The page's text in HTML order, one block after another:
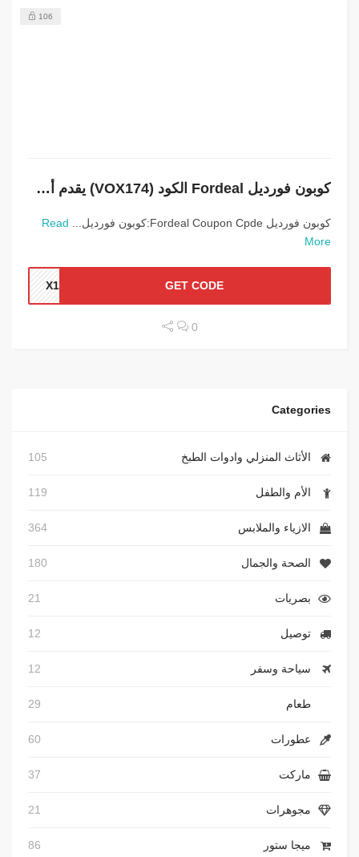
106
كوبون فورديل Fordeal الكود (VOX174) يقدم أعلي التخفيضات
كوبون فورديل Fordeal Coupon Cpde:كوبون فورديل...
Read
More
GET CODE
0
Categories
الأثاث المنزلي وادوات الطبخ 105
الأم والطفل 119
الازياء والملابس 364
الصحة والجمال 180
بصريات 21
توصيل 12
سياحة وسفر 12
طعام 29
عطورات 60
ماركت 37
مجوهرات 21
ميجا ستور 86